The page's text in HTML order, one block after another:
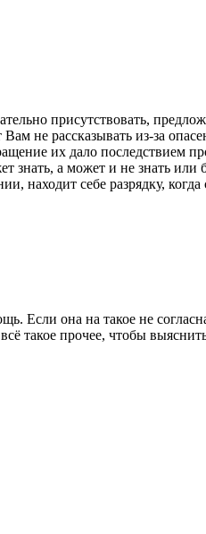
присутствовать,
не рассказывать из-за
их дало последствием
а может и не знать или
находит себе разрядку,
она на такое не
такое прочее, чтобы